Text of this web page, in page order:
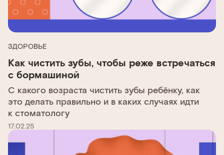
ЗДОРОВЬЕ
Как чистить зубы, чтобы реже встречаться
с бормашиной
С какого возраста чистить зубы ребёнку, как
это делать правильно и в каких случаях идти
к стоматологу
17.02.25